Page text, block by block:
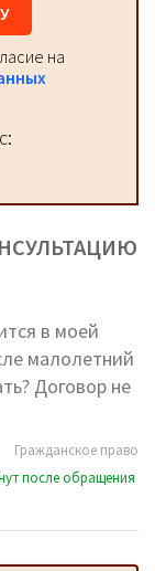
на
в моей
малолетний
Договор не
Гражданское право
после обращения